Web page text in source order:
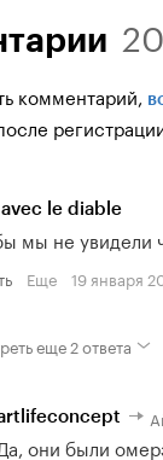
20
комментарий,
avec le diable
мы не увидели
Еще 19 января
еще2 ответа
они были